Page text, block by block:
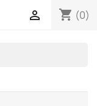
shopping_cart (0)
